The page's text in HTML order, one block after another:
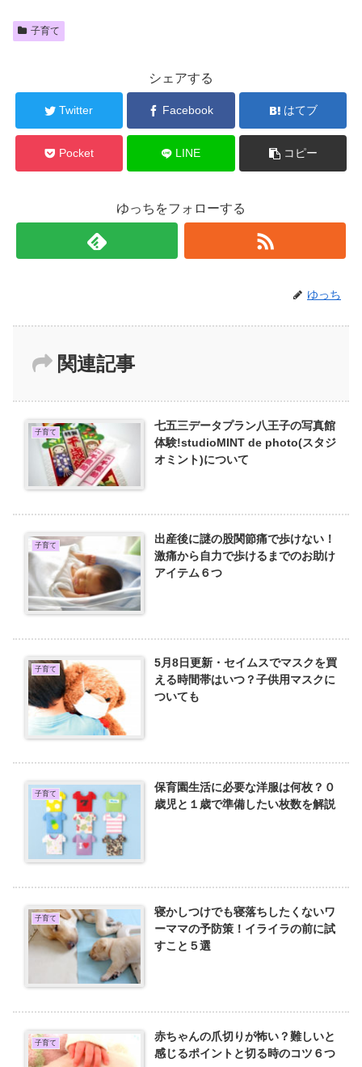
子育て
シェアする
Twitter Facebook はてブ
Pocket LINE コピー
ゆっちをフォローする
ゆっち
関連記事
子育て
七五三データプラン八王子の写真館
体験!studioMINT de photo(スタジ
オミント)について
子育て
出産後に謎の股関節痛で歩けない！
激痛から自力で歩けるまでのお助け
アイテム６つ
子育て
5月8日更新・セイムスでマスクを買
える時間帯はいつ？子供用マスクに
ついても
子育て
保育園生活に必要な洋服は何枚？０
歳児と１歳で準備したい枚数を解説
子育て
寝かしつけでも寝落ちしたくないワ
ーママの予防策！イライラの前に試
すこと５選
子育て
赤ちゃんの爪切りが怖い？難しいと
感じるポイントと切る時のコツ６つ